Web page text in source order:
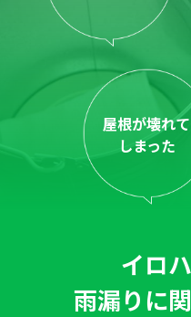
屋根が壊れて
しまった
イロ
雨漏りに